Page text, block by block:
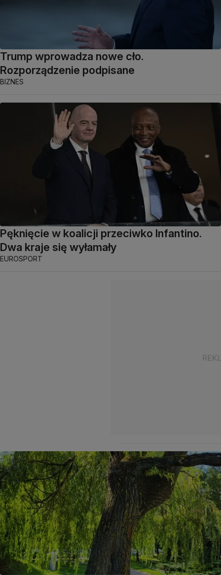
Trump wprowadza nowe cło.
Rozporządzenie podpisane
BIZNES
Pęknięcie w koalicji przeciwko Infantino.
Dwa kraje się wyłamały
EUROSPORT